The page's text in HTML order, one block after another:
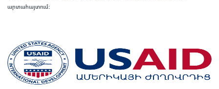
արտահայտում: